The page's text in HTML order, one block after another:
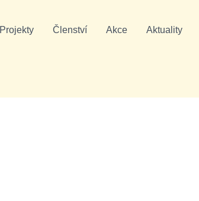
Projekty Členství Akce Aktuality